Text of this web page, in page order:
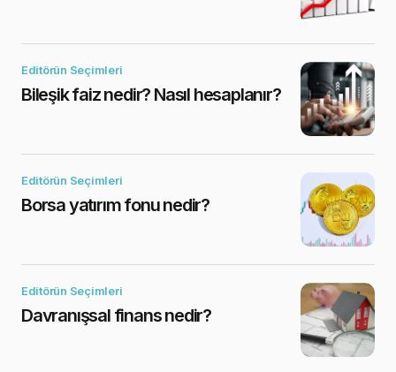
Editörün Seçimleri
Bileşik faiz nedir? Nasıl hesaplanır?
Editörün Seçimleri
Borsa yatırım fonu nedir?
Editörün Seçimleri
Davranışsal finans nedir?